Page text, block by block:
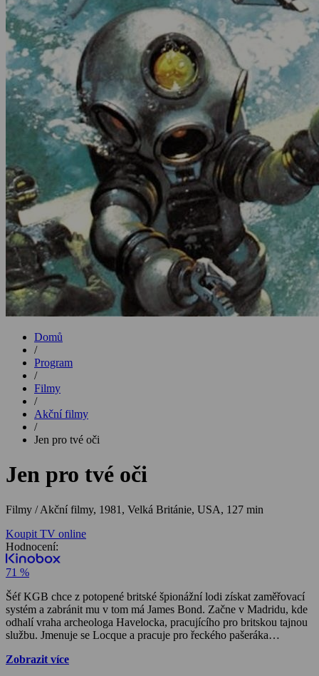
Domů
/
Program
/
Filmy
/
Akční filmy
/
Jen pro tvé oči
Jen pro tvé oči
Filmy / Akční filmy, 1981, Velká Británie, USA, 127 min
Koupit TV online
Hodnocení:
71 %
Šéf KGB chce z potopené britské špionážní lodi získat zaměřovací
systém a zabránit mu v tom má James Bond. Začne v Madridu, kde
odhalí vraha archeologa Havelocka, pracujícího pro britskou tajnou
službu. Jmenuje se Locque a pracuje pro řeckého pašeráka
Zobrazit více